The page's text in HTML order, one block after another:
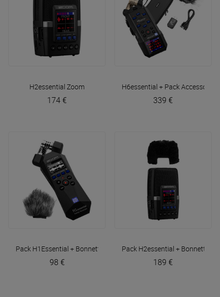
H2essential Zoom
174 €
H6essential + Pack Accessoires
339 €
Pack H1Essential + Bonnette Zoom
98 €
Pack H2essential + Bonnette
189 €